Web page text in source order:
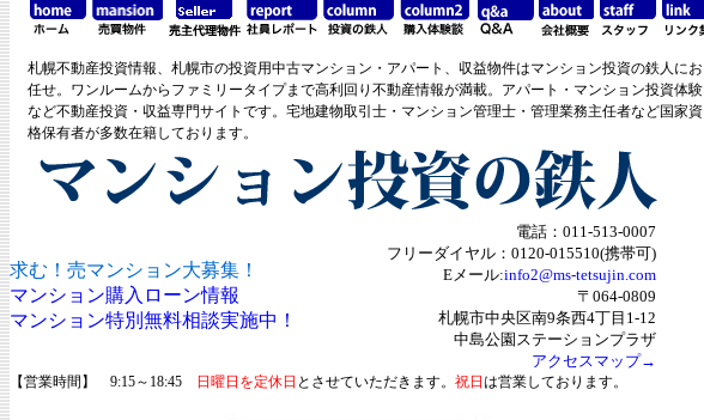
札幌不動産投資情報、札幌市の投資用中古マンション・アパート、収益物件はマンション投資の鉄人にお
任せ。ワンルームからファミリータイプまで高利回り不動産情報が満載。アパート・マンション投資体験
など不動産投資・収益専門サイトです。宅地建物取引士・マンション管理士・管理業務主任者など国家資
格保有者が多数在籍しております。
求む！売マンション大募集！
マンション購入ローン情報
マンション特別無料相談実施中！
電話：011-513-0007
フリーダイヤル：0120-015510(携帯可)
Eメール:info2@ms-tetsujin.com
〒064-0809
札幌市中央区南9条西4丁目1-12
中島公園ステーションプラザ
アクセスマップ→
【営業時間】 9:15～18:45 日曜日を定休日 とさせていただきます。 祝日 は営業しております。